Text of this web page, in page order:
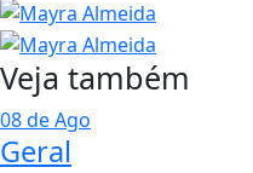
Veja também
08 de Ago
Geral